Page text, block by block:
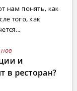
нам понять, как
того, как
и
в ресторан?